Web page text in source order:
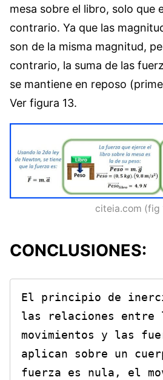
mesa sobre el libro, solo que
contrario. Ya que las
son de la misma magnitud,
contrario, la suma de las
se mantiene en reposo
Ver figura 13.
citeia.com (fig
CONCLUSIONES:
El principio de
las relaciones entre
movimientos y las
aplican sobre un
fuerza es nula, el